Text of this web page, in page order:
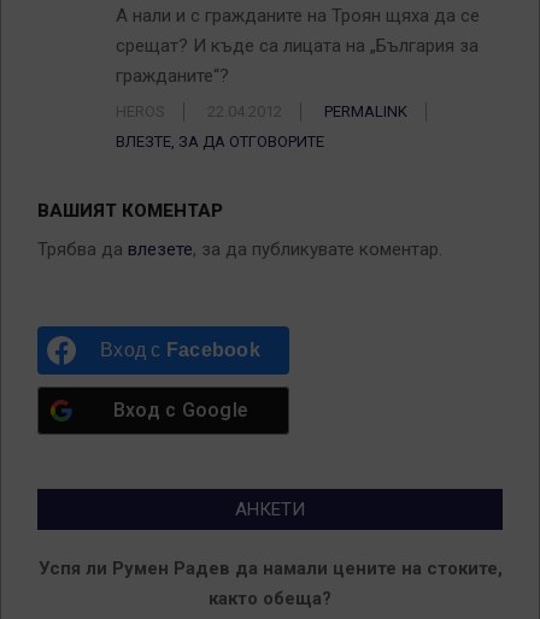
А нали и с гражданите на Троян щяха да се
срещат? И къде са лицата на „България за
гражданите“?
HEROS 22.04.2012
PERMALINK
ВЛЕЗТЕ, ЗА ДА ОТГОВОРИТЕ
ВАШИЯТ КОМЕНТАР
Трябва да влезете, за да публикувате коментар.
Вход с Facebook
Вход с Google
АНКЕТИ
Успя ли Румен Радев да намали цените на стоките,
както обеща?